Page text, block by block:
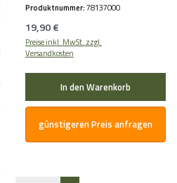
Produktnummer:78137000
Regulärer Preis:
19,90 €
Preise inkl. MwSt. zzgl.
Versandkosten
In den Warenkorb
günstigeren Preis anfragen